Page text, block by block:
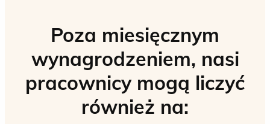
Poza miesięcznym
wynagrodzeniem, nasi
pracownicy mogą liczyć
również na: